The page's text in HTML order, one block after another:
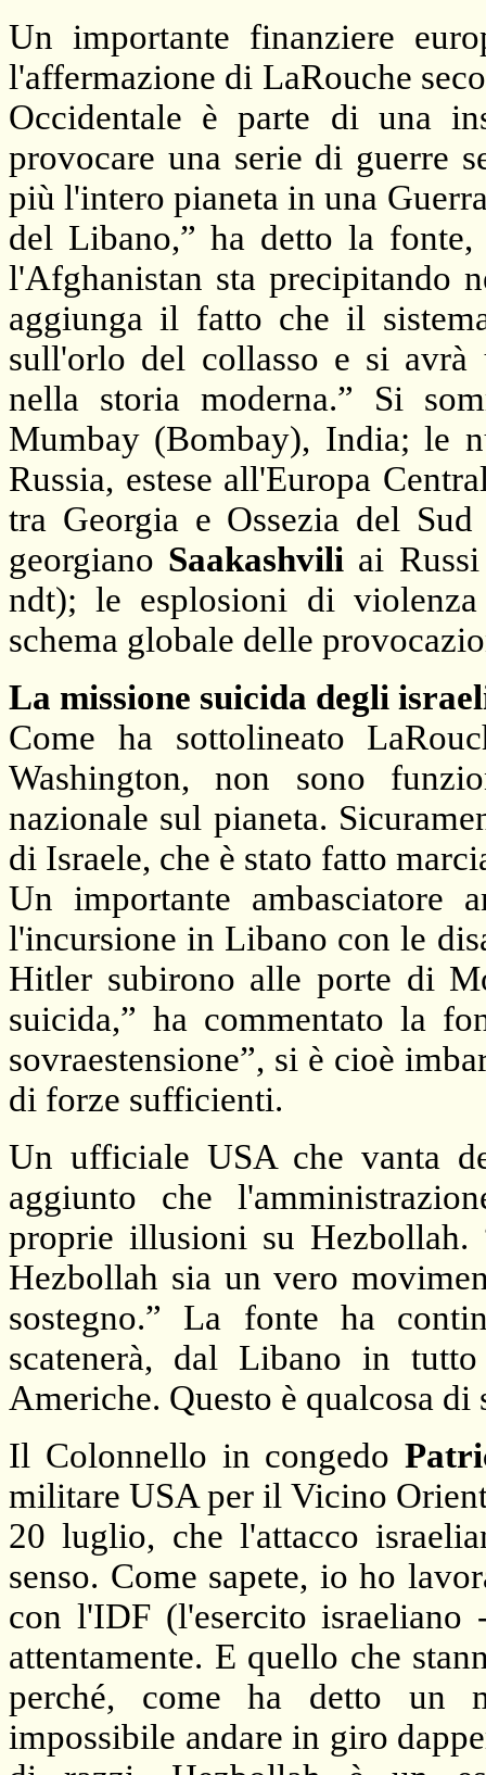
Un importante finanziere
l'affermazione di LaRouche
Occidentale è parte di una
provocare una serie di guerre
più l'intero pianeta in una
del Libano,” ha detto la
l'Afghanistan sta precipitando
aggiunga il fatto che il
sull'orlo del collasso e si avrà
nella storia moderna.” Si
Mumbay (Bombay), India; le
Russia, estese all'Europa
tra Georgia e Ossezia del
georgiano Saakashvili ai
ndt); le esplosioni di
schema globale delle
La missione suicida degli
Come ha sottolineato
Washington, non sono
nazionale sul pianeta.
di Israele, che è stato fatto
Un importante ambasciatore
l'incursione in Libano con le
Hitler subirono alle porte di
suicida,” ha commentato la
sovraestensione”, si è cioè
di forze sufficienti.
Un ufficiale USA che vanta
aggiunto che
proprie illusioni su Hezbollah.
Hezbollah sia un vero
sostegno.” La fonte ha
scatenerà, dal Libano in
Americhe. Questo è qualcosa
Il Colonnello in congedo
militare USA per il Vicino
20 luglio, che l'attacco
senso. Come sapete, io ho
con l'IDF (l'esercito israeliano
attentamente. E quello che
perché, come ha detto un
impossibile andare in giro